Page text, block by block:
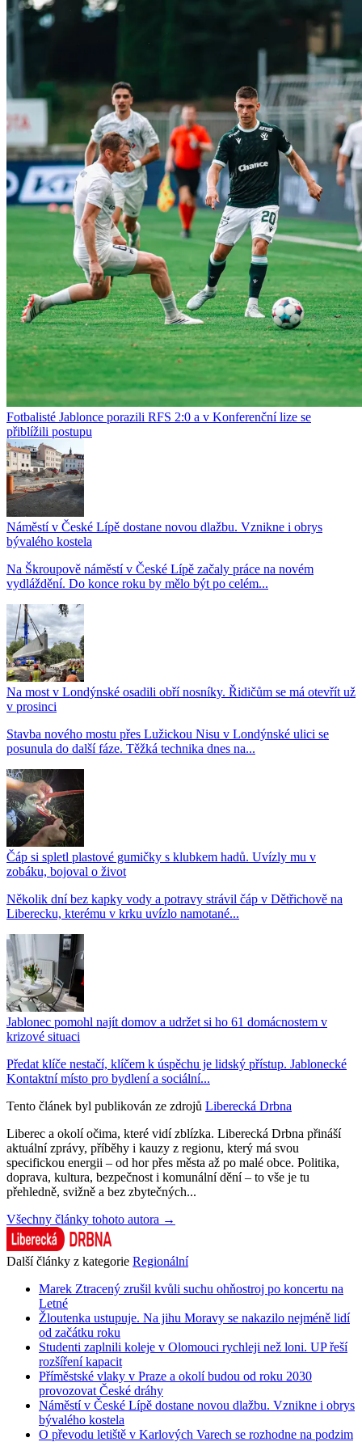
Fotbalisté Jablonce porazili RFS 2:0 a v Konferenční lize se
přiblížili postupu
Náměstí v České Lípě dostane novou dlažbu. Vznikne i obrys
bývalého kostela
Na Škroupově náměstí v České Lípě začaly práce na novém
vydláždění. Do konce roku by mělo být po celém...
Na most v Londýnské osadili obří nosníky. Řidičům se má otevřít už
v prosinci
Stavba nového mostu přes Lužickou Nisu v Londýnské ulici se
posunula do další fáze. Těžká technika dnes na...
Čáp si spletl plastové gumičky s klubkem hadů. Uvízly mu v
zobáku, bojoval o život
Několik dní bez kapky vody a potravy strávil čáp v Dětřichově na
Liberecku, kterému v krku uvízlo namotané...
Jablonec pomohl najít domov a udržet si ho 61 domácnostem v
krizové situaci
Předat klíče nestačí, klíčem k úspěchu je lidský přístup. Jablonecké
Kontaktní místo pro bydlení a sociální...
Tento článek byl publikován ze zdrojů Liberecká Drbna
Liberec a okolí očima, které vidí zblízka. Liberecká Drbna přináší
aktuální zprávy, příběhy i kauzy z regionu, který má svou
specifickou energii – od hor přes města až po malé obce. Politika,
doprava, kultura, bezpečnost i komunální dění – to vše je tu
přehledně, svižně a bez zbytečných...
Všechny články tohoto autora →
Další články z kategorie Regionální
Marek Ztracený zrušil kvůli suchu ohňostroj po koncertu na
Letné
Žloutenka ustupuje. Na jihu Moravy se nakazilo nejméně lidí
od začátku roku
Studenti zaplnili koleje v Olomouci rychleji než loni. UP řeší
rozšíření kapacit
Příměstské vlaky v Praze a okolí budou od roku 2030
provozovat České dráhy
Náměstí v České Lípě dostane novou dlažbu. Vznikne i obrys
bývalého kostela
O převodu letiště v Karlových Varech se rozhodne na podzim